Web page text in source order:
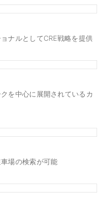
ナルとしてCRE戦略を提供
を中心に展開されているカ
場の検索が可能